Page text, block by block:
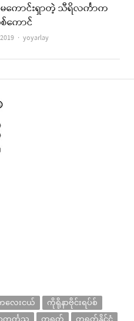
ကောင်းရှာတဲ့ သီရိလင်္ကာက
ောင်
Author
yoyarlay
လေးငယ်
ကိုရိုနာဗိုင်းရပ်စ်
ကင်္ကသူ တရုတ် တရုတ်နိုင်ငံ